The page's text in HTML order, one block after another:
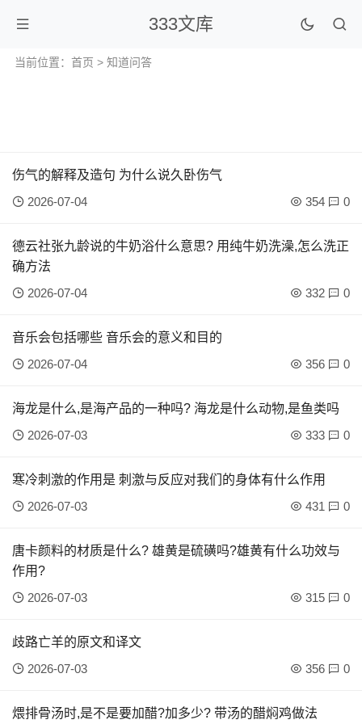
333文库
当前位置： 首页 > 知道问答
伤气的解释及造句 为什么说久卧伤气
2026-07-04
354 0
德云社张九龄说的牛奶浴什么意思? 用纯牛奶洗澡,怎么洗正
确方法
2026-07-04
332 0
音乐会包括哪些 音乐会的意义和目的
2026-07-04
356 0
海龙是什么,是海产品的一种吗? 海龙是什么动物,是鱼类吗
2026-07-03
333 0
寒冷刺激的作用是 刺激与反应对我们的身体有什么作用
2026-07-03
431 0
唐卡颜料的材质是什么? 雄黄是硫磺吗?雄黄有什么功效与
作用?
2026-07-03
315 0
歧路亡羊的原文和译文
2026-07-03
356 0
煨排骨汤时,是不是要加醋?加多少? 带汤的醋焖鸡做法